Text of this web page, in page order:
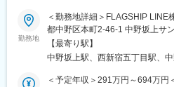
外で多くのファンを有していま
多いことから海外シェアも堅調
常に高い人気を誇っております
販売比率60：40程度）。
みを超えたタイトル開発も行っ
エイベックス株式会社のグルー
会社は、2024年10月より自社ス
本ポジションでは、立ち上げメ
いただける方を募集しております
※FLAGSHIP LINE株式会社への
勤務地
＜勤務地詳細＞FLAGSHIP LINE
都中野区本町2-46-1 中野坂上サンブライトツイン803受動喫煙対
策：屋内全面禁煙変更の範囲：
ーク含む）
【最寄り駅】
中野坂上駅、西新宿五丁目駅、
＜予定年収＞291万円～694万円